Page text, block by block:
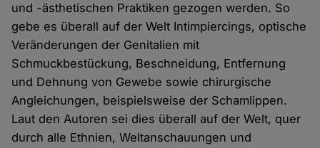
und -ästhetischen Praktiken gezogen werden. So
gebe es überall auf der Welt Intimpiercings, optische
Veränderungen der Genitalien mit
Schmuckbestückung, Beschneidung, Entfernung
und Dehnung von Gewebe sowie chirurgische
Angleichungen, beispielsweise der Schamlippen.
Laut den Autoren sei dies überall auf der Welt, quer
durch alle Ethnien, Weltanschauungen und